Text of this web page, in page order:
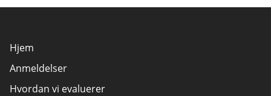
Hjem
Anmeldelser
Hvordan vi evaluerer